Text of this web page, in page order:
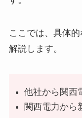
ここでは、具体
解説します。
他社から関西
関西電力から